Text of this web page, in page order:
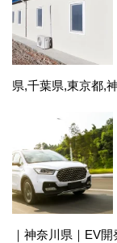
県,千葉県,東京都,
｜神奈川県｜EV